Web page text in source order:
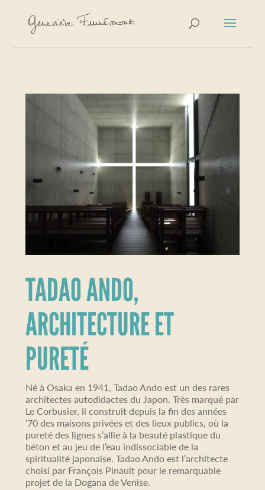
TADAO ANDO,
ARCHITECTURE ET
PURETÉ
Né à Osaka en 1941, Tadao Ando est un des rares
architectes autodidactes du Japon. Très marqué par
Le Corbusier, il construit depuis la fin des années
’70 des maisons privées et des lieux publics, où la
pureté des lignes s’allie à la beauté plastique du
béton et au jeu de l’eau indissociable de la
spiritualité japonaise. Tadao Ando est l’architecte
choisi par François Pinault pour le remarquable
projet de la Dogana de Venise.